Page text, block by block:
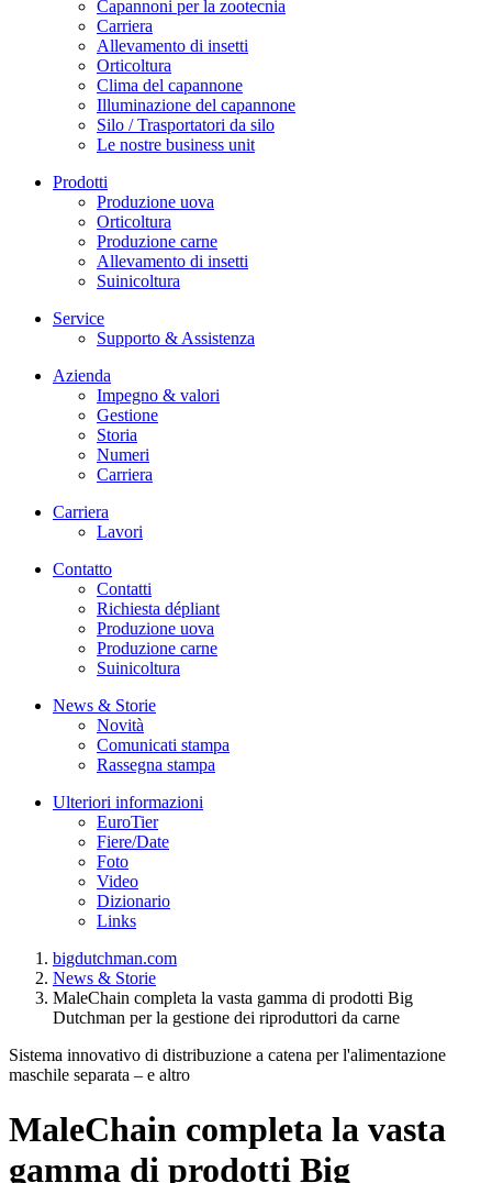
Capannoni per la zootecnia
Carriera
Allevamento di insetti
Orticoltura
Clima del capannone
Illuminazione del capannone
Silo / Trasportatori da silo
Le nostre business unit
Prodotti
Produzione uova
Orticoltura
Produzione carne
Allevamento di insetti
Suinicoltura
Service
Supporto & Assistenza
Azienda
Impegno & valori
Gestione
Storia
Numeri
Carriera
Carriera
Lavori
Contatto
Contatti
Richiesta dépliant
Produzione uova
Produzione carne
Suinicoltura
News & Storie
Novità
Comunicati stampa
Rassegna stampa
Ulteriori informazioni
EuroTier
Fiere/Date
Foto
Video
Dizionario
Links
bigdutchman.com
News & Storie
MaleChain completa la vasta gamma di prodotti Big
Dutchman per la gestione dei riproduttori da carne
Sistema innovativo di distribuzione a catena per l'alimentazione
maschile separata – e altro
MaleChain completa la vasta
gamma di prodotti Big